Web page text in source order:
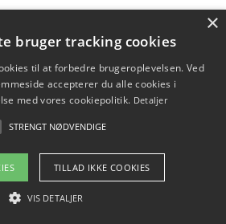
CO2-udledning påvirker vores
Blog Betingelser
×
bruger tracking cookies
til at forbedre brugeroplevelsen. Ved
accepterer du alle cookies i
med vores cookiepolitik. Detaljer
STRENGT NØDVENDIGE
TILLAD IKKE COOKIES
VIS DETALJER